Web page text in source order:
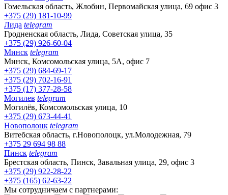
Гомельская область, Жлобин, Первомайская улица, 69 офис 3
+375 (29) 181-10-99
Лида telegram
Гродненская область, Лида, Советская улица, 35
+375 (29) 926-60-04
Минск telegram
Минск, Комсомольская улица, 5А, офис 7
+375 (29) 684-69-17
+375 (29) 702-16-91
+375 (17) 377-28-58
Могилев telegram
Могилёв, Комсомольская улица, 10
+375 (29) 673-44-41
Новополоцк telegram
Витебская область, г.Новополоцк, ул.Молодежная, 79
+375 29 694 98 88
Пинск telegram
Брестская область, Пинск, Завальная улица, 29, офис 3
+375 (29) 922-28-22
+375 (165) 62-63-22
Мы сотрудничаем с партнерами: